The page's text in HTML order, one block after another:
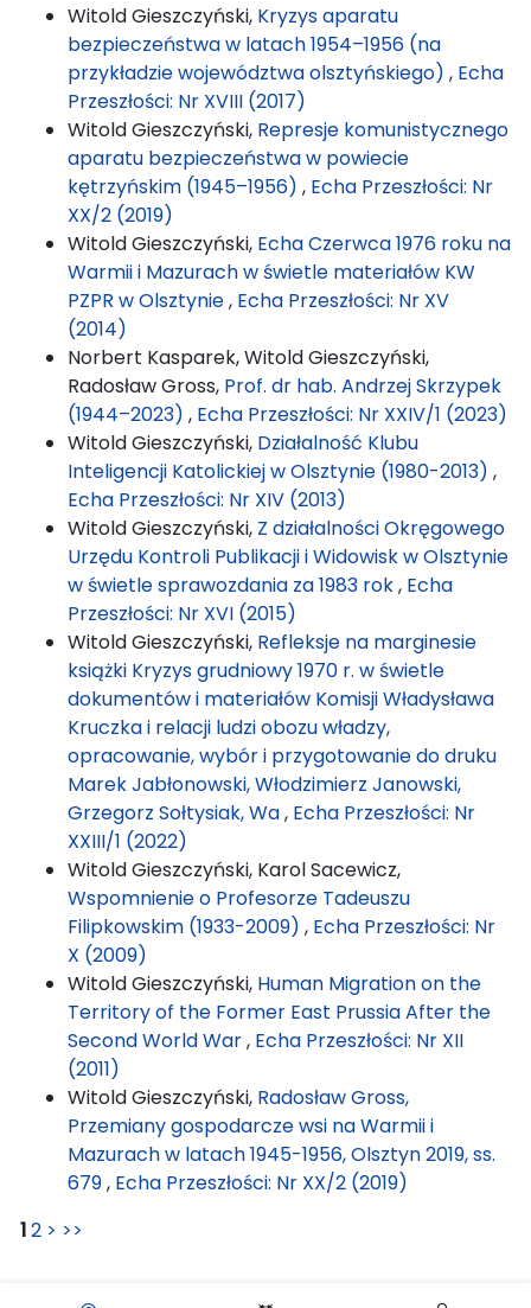
Witold Gieszczyński, Kryzys aparatu
bezpieczeństwa w latach 1954–1956 (na
przykładzie województwa olsztyńskiego) , Echa
Przeszłości: Nr XVIII (2017)
Witold Gieszczyński, Represje komunistycznego
aparatu bezpieczeństwa w powiecie
kętrzyńskim (1945–1956) , Echa Przeszłości: Nr
XX/2 (2019)
Witold Gieszczyński, Echa Czerwca 1976 roku na
Warmii i Mazurach w świetle materiałów KW
PZPR w Olsztynie, Echa Przeszłości: Nr XV
(2014)
Norbert Kasparek, Witold Gieszczyński,
Radosław Gross, Prof. dr hab. Andrzej Skrzypek
(1944–2023) , Echa Przeszłości: Nr XXIV/1 (2023)
Witold Gieszczyński, Działalność Klubu
Inteligencji Katolickiej w Olsztynie (1980-2013) ,
Echa Przeszłości: Nr XIV (2013)
Witold Gieszczyński, Z działalności Okręgowego
Urzędu Kontroli Publikacji i Widowisk w Olsztynie
w świetle sprawozdania za 1983 rok, Echa
Przeszłości: Nr XVI (2015)
Witold Gieszczyński, Refleksje na marginesie
książki Kryzys grudniowy 1970 r. w świetle
dokumentów i materiałów Komisji Władysława
Kruczka i relacji ludzi obozu władzy,
opracowanie, wybór i przygotowanie do druku
Marek Jabłonowski, Włodzimierz Janowski,
Grzegorz Sołtysiak, Wa, Echa Przeszłości: Nr
XXIII/1 (2022)
Witold Gieszczyński, Karol Sacewicz,
Wspomnienie o Profesorze Tadeuszu
Filipkowskim (1933-2009) , Echa Przeszłości: Nr
X (2009)
Witold Gieszczyński, Human Migration on the
Territory of the Former East Prussia After the
Second World War, Echa Przeszłości: Nr XII
(2011)
Witold Gieszczyński, Radosław Gross,
Przemiany gospodarcze wsi na Warmii i
Mazurach w latach 1945-1956, Olsztyn 2019, ss.
679, Echa Przeszłości: Nr XX/2 (2019)
12 > >>